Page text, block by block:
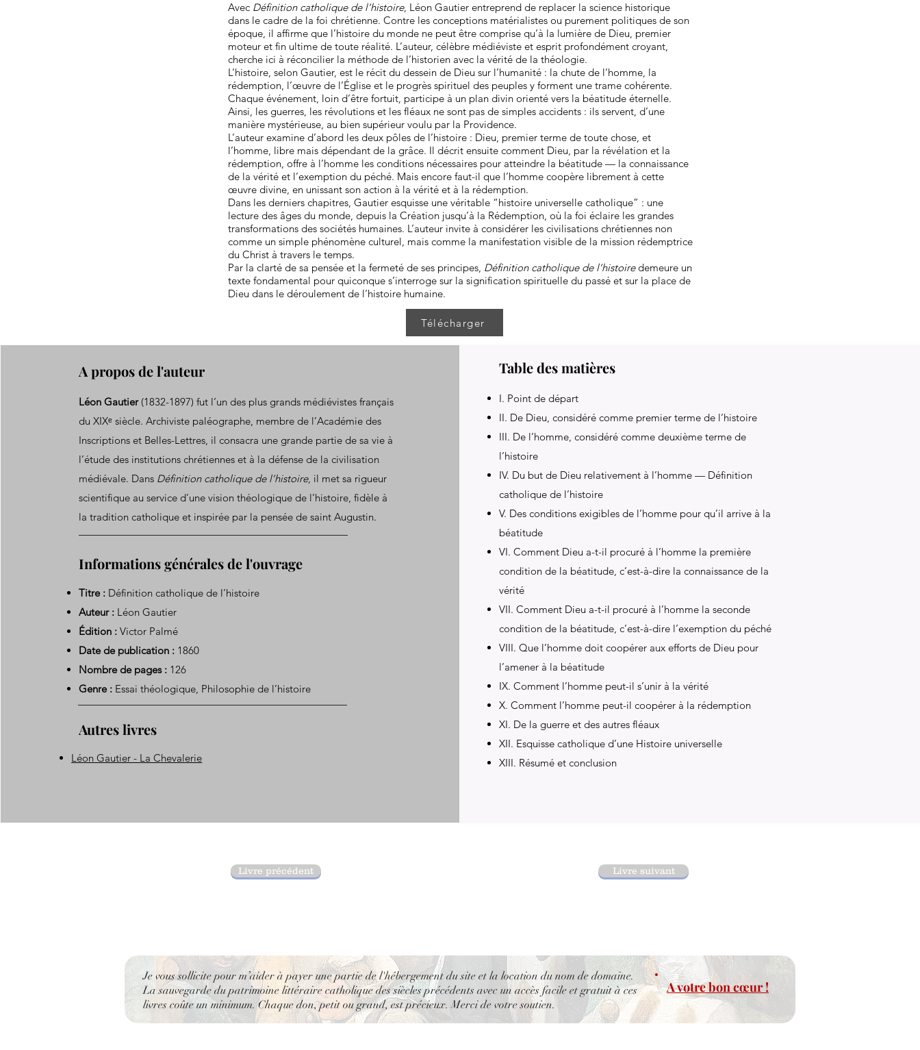
Avec Définition catholique de l’histoire, Léon Gautier entreprend de replacer la science historique
dans le cadre de la foi chrétienne. Contre les conceptions matérialistes ou purement politiques de son
époque, il affirme que l’histoire du monde ne peut être comprise qu’à la lumière de Dieu, premier
moteur et fin ultime de toute réalité. L’auteur, célèbre médiéviste et esprit profondément croyant,
cherche ici à réconcilier la méthode de l’historien avec la vérité de la théologie.
L’histoire, selon Gautier, est le récit du dessein de Dieu sur l’humanité : la chute de l’homme, la
rédemption, l’œuvre de l’Église et le progrès spirituel des peuples y forment une trame cohérente.
Chaque événement, loin d’être fortuit, participe à un plan divin orienté vers la béatitude éternelle.
Ainsi, les guerres, les révolutions et les fléaux ne sont pas de simples accidents : ils servent, d’une
manière mystérieuse, au bien supérieur voulu par la Providence.
L’auteur examine d’abord les deux pôles de l’histoire : Dieu, premier terme de toute chose, et
l’homme, libre mais dépendant de la grâce. Il décrit ensuite comment Dieu, par la révélation et la
rédemption, offre à l’homme les conditions nécessaires pour atteindre la béatitude — la connaissance
de la vérité et l’exemption du péché. Mais encore faut-il que l’homme coopère librement à cette
œuvre divine, en unissant son action à la vérité et à la rédemption.
Dans les derniers chapitres, Gautier esquisse une véritable “histoire universelle catholique” : une
lecture des âges du monde, depuis la Création jusqu’à la Rédemption, où la foi éclaire les grandes
transformations des sociétés humaines. L’auteur invite à considérer les civilisations chrétiennes non
comme un simple phénomène culturel, mais comme la manifestation visible de la mission rédemptrice
du Christ à travers le temps.
Par la clarté de sa pensée et la fermeté de ses principes, Définition catholique de l’histoiredemeure un
texte fondamental pour quiconque s’interroge sur la signification spirituelle du passé et sur la place de
Dieu dans le déroulement de l’histoire humaine.
Télécharger
A propos de l'auteur
Léon Gautier(1832-1897) fut l’un des plus grands médiévistes français
du XIXᵉ siècle. Archiviste paléographe, membre de l’Académie des
Inscriptions et Belles-Lettres, il consacra une grande partie de sa vie à
l’étude des institutions chrétiennes et à la défense de la civilisation
médiévale. Dans Définition catholique de l’histoire, il met sa rigueur
scientifique au service d’une vision théologique de l’histoire, fidèle à
la tradition catholique et inspirée par la pensée de saint Augustin.
Informations générales de l'ouvrage
Titre : Définition catholique de l’histoire
Auteur : Léon Gautier
Édition : Victor Palmé
Date de publication : 1860
Nombre de pages : 126
Genre : Essai théologique, Philosophie de l’histoire
Autres livres
Léon Gautier - La Chevalerie
Table des matières
I. Point de départ
II. De Dieu, considéré comme premier terme de l’histoire
III. De l’homme, considéré comme deuxième terme de
l’histoire
IV. Du but de Dieu relativement à l’homme — Définition
catholique de l’histoire
V. Des conditions exigibles de l’homme pour qu’il arrive à la
béatitude
VI. Comment Dieu a-t-il procuré à l’homme la première
condition de la béatitude, c’est-à-dire la connaissance de la
vérité
VII. Comment Dieu a-t-il procuré à l’homme la seconde
condition de la béatitude, c’est-à-dire l’exemption du péché
VIII. Que l’homme doit coopérer aux efforts de Dieu pour
l’amener à la béatitude
IX. Comment l’homme peut-il s’unir à la vérité
X. Comment l’homme peut-il coopérer à la rédemption
XI. De la guerre et des autres fléaux
XII. Esquisse catholique d’une Histoire universelle
XIII. Résumé et conclusion
Livre précédent Livre suivant
A votre bon cœur !
Je vous sollicite pour m’aider à payer une partie de l'hébergement du site et la location du nom de domaine.
La sauvegarde du patrimoine littéraire catholique des siècles précédents avec un accès facile et gratuit à ces
livres coûte un minimum. Chaque don, petit ou grand, est précieux. Merci de votre soutien.